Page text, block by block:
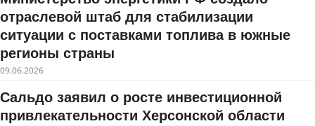
отраслевой штаб для стабилизации
ситуации с поставками топлива в южные
регионы страны
09.06.2026
Сальдо заявил о росте инвестиционной
привлекательности Херсонской области